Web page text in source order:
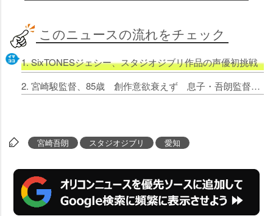
このニュースの流れをチェック
1. SixTONESジェシー、スタジオジブリ作品の声優初挑戦
2. 宮崎駿監督、85歳 創作意欲衰えず 息子・吾朗監督「今も新しい絵を描いている」
宮崎吾朗 スタジオジブリ 愛知